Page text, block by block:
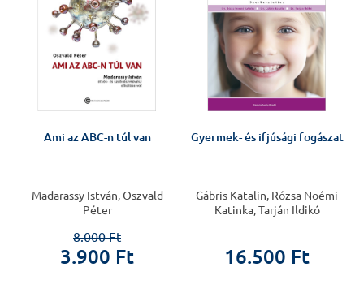
Ami az ABC-n túl van
Madarassy István, Oszvald
Péter
8.000 Ft
3.900 Ft
Gyermek- és ifjúsági fogászat
Gábris Katalin, Rózsa Noémi
Katinka, Tarján Ildikó
16.500 Ft